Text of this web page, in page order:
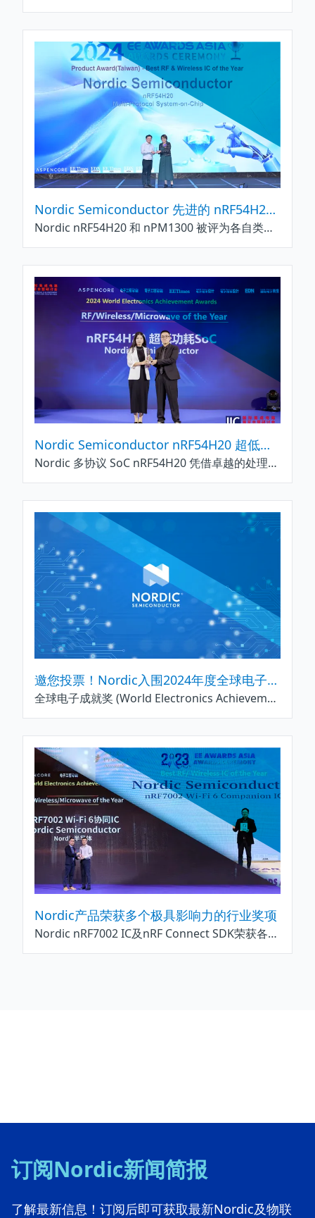
Nordic Semiconductor 先进的 nRF54H20 超低功耗 SoC、nPM1300 和 nRF Cloud 荣获 2024 年亚洲电子工程奖
Nordic nRF54H20 和 nPM1300 被评为各自类别中最先进的低功耗物联网设备，其 nRF Cloud 被评为最佳云服务平台之一
Nordic Semiconductor nRF54H20 超低功耗 SoC 荣获 2024 年世界电子成就奖 (WEAA)
Nordic 多协议 SoC nRF54H20 凭借卓越的处理能力、内存和效率被业界誉为最具革命性的无线发明之一
邀您投票！Nordic入围2024年度全球电子成就奖！
全球电子成就奖 (World Electronics Achievement Awards) 由全球电子技术领域知名媒体集团AspenCore主办，旨在评选并表彰对推动全球电子产业创新做出杰出贡献的企业和管理者，是一项崇高的荣誉，Nordic Semiconductor及其产品入围充分体现了其在业界的领先地位与不凡表现。由AspenCore全球资深产业分析师组成的评审委员会以及来自亚、美、欧洲的网站用户群共同评选出得奖者。
Nordic产品荣获多个极具影响力的行业奖项
Nordic nRF7002 IC及nRF Connect SDK荣获各大行业奖项
订阅Nordic新闻简报
了解最新信息！订阅后即可获取最新Nordic及物联